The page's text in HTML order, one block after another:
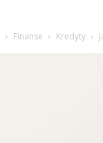
Finanse Kredyty